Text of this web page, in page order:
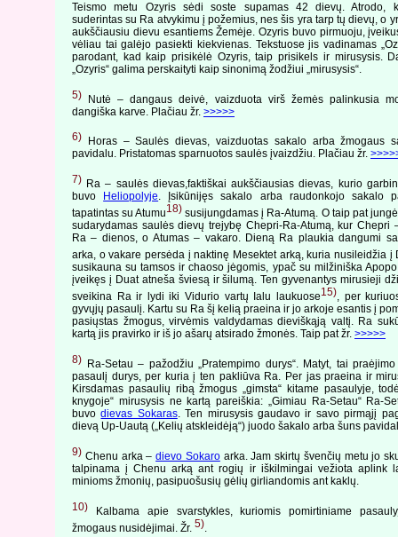
Teismo metu Ozyris sėdi soste supamas 42 dievų. Atrodo,
suderintas su Ra atvykimu į požemius, nes šis yra tarp tų dievų, o
aukščiausiu dievu esantiems Žemėje. Ozyris buvo pirmuoju,
vėliau tai galėjo pasiekti kiekvienas. Tekstuose jis vadinamas
parodant, kad kaip prisikėlė Ozyris, taip prisikels ir mirusysis.
„Ozyris“ galima perskaityti kaip sinonimą žodžiui „mirusysis“.
5) Nutė – dangaus deivė, vaizduota virš žemės palinkusia
dangiška karve. Plačiau žr. >>>>>
6) Horas – Saulės dievas, vaizduotas sakalo arba žmogaus
pavidalu. Pristatomas sparnuotos saulės įvaizdžiu. Plačiau žr.
7) Ra – saulės dievas,faktiškai aukščiausias dievas, kurio
buvo
Heliopolyje. Įsikūnijęs sakalo arba raudonkojo sakalo
tapatintas su Atumu18) susijungdamas į Ra-Atumą. O taip pat
sudarydamas saulės dievų trejybę Chepri-Ra-Atumą, kur Chepri
Ra – dienos, o Atumas – vakaro. Dieną Ra plaukia dangumi
arka, o vakare persėda į naktinę Mesektet arką, kuria nusileidžia į
susikauna su tamsos ir chaoso jėgomis, ypač su milžiniška
įveikęs į Duat atneša šviesą ir šilumą. Ten gyvenantys mirusieji
sveikina Ra ir lydi iki Vidurio vartų Ialu laukuose15), per
gyvųjų pasaulį. Kartu su Ra šį kelią praeina ir jo arkoje esantis į
pasiųstas žmogus, virvėmis valdydamas dieviškąją valtį. Ra
kartą jis pravirko ir iš jo ašarų atsirado žmonės. Taip pat žr. >>>>>
8) Ra-Setau – pažodžiu „Pratempimo durys“. Matyt, tai
pasaulį durys, per kuria į ten pakliūva Ra. Per jas praeina ir
Kirsdamas pasaulių ribą žmogus „gimsta“ kitame pasaulyje,
knygoje“ mirusysis ne kartą pareiškia: „Gimiau Ra-Setau“ Ra-
buvodievas Sokaras. Ten mirusysis gaudavo ir savo pirmąjį
dievą Up-Uautą („Kelių atskleidėją“) juodo šakalo arba šuns
9) Chenu arka –dievo Sokaroarka. Jam skirtų švenčių metu jo
talpinama į Chenu arką ant rogių ir iškilmingai vežiota aplink
minioms žmonių, pasipuošusių gėlių girliandomis ant kaklų.
10) Kalbama apie svarstykles, kuriomis pomirtiniame
žmogaus nusidėjimai. Žr. 5)